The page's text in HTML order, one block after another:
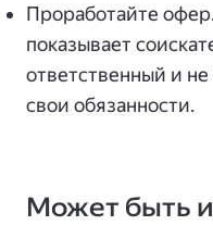
Проработайте
показывает
ответственный и
свои обязанности.
Может быть